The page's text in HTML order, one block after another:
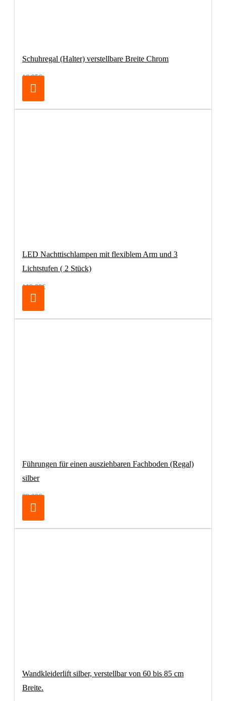
Schuhregal (Halter) verstellbare Breite Chrom
16,95€
LED Nachttischlampen mit flexiblem Arm und 3
Lichtstufen ( 2 Stück)
119,00€
Führungen für einen ausziehbaren Fachboden (Regal)
silber
89,00€
Wandkleiderlift silber, verstellbar von 60 bis 85 cm
Breite.